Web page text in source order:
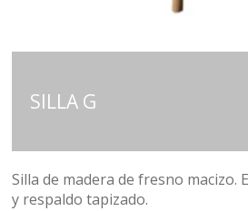
SILLA G
Silla de madera de fresno macizo.
y respaldo tapizado.